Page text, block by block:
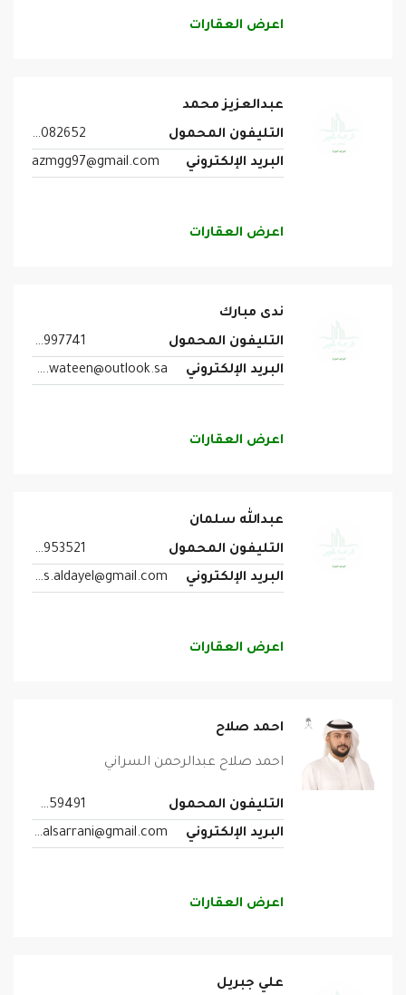
اعرض العقارات
عبدالعزيز محمد
التليفون المحمول
0532082652
البريد الإلكتروني
azmgg97@gmail.com
اعرض العقارات
ندى مبارك
التليفون المحمول
0546997741
البريد الإلكتروني
om.wateen@outlook.sa
اعرض العقارات
عبدالله سلمان
التليفون المحمول
0505953521
البريد الإلكتروني
abdullah.s.aldayel@gmail.com
اعرض العقارات
احمد صلاح
احمد صلاح عبدالرحمن السراني
التليفون المحمول
0539459491
البريد الإلكتروني
ahmedsalahalsarrani@gmail.com
اعرض العقارات
علي جبريل